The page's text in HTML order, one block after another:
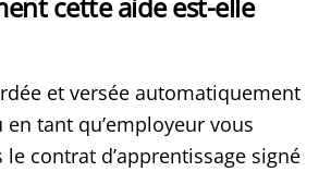
cette aide est-elle
et versée automatiquement
tant qu’employeur vous
contrat d’apprentissage signé